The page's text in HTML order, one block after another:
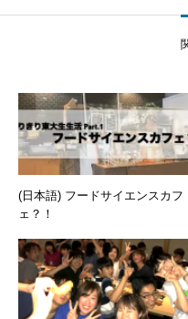
(日本語) フードサイエンスカフ
ェ？！